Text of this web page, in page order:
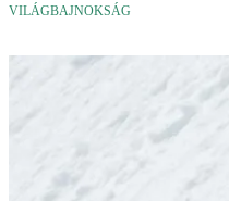
VILÁGBAJNOKSÁG